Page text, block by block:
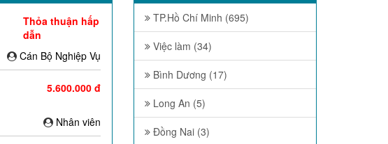
Thỏa thuận hấp
dẫn
Cán Bộ Nghiệp Vụ
5.600.000 đ
Nhân viên
TP.Hồ Chí Minh (695)
Việc làm (34)
Bình Dương (17)
Long An (5)
Đồng Nai (3)